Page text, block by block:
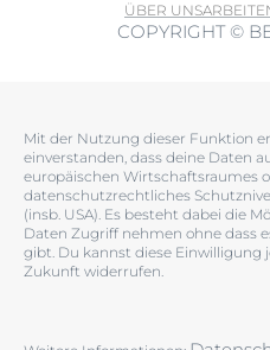
ÜBER UNS
COPYRIGHT ©
Mit der Nutzung dieser Funktion
einverstanden, dass deine Daten
europäischen Wirtschaftsraumes
datenschutzrechtliches
(insb. USA). Es besteht dabei die
Daten Zugriff nehmen ohne dass
gibt. Du kannst diese
Zukunft widerrufen.